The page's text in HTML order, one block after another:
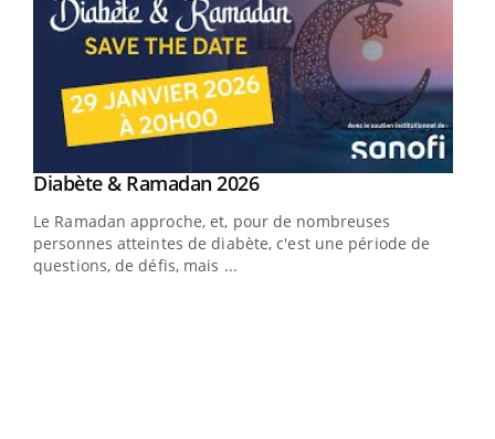
Youtube
Diabète & Ramadan 2026Youtube
Le Ramadan approche, et, pour de nombreuses
personnes atteintes de diabète, c'est une période de
questions, de défis, mais ...